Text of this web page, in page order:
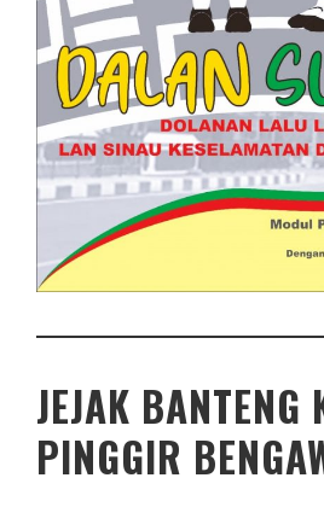
JEJAK BANTENG
PINGGIR